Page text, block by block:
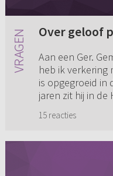
Over geloof
Aan een Ger.
heb ik verkering
is opgegroeid in
jaren zit hij in de
15 reacties